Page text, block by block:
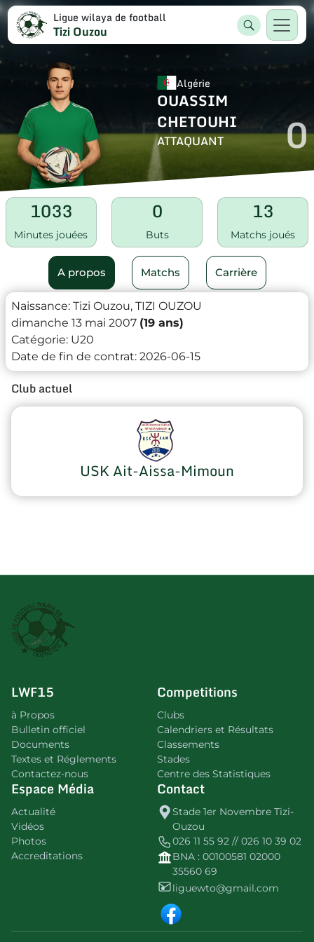
Ligue wilaya de football
Tizi Ouzou
Algérie
OUASSIM
CHETOUHI
ATTAQUANT 0
1033
Minutes jouées
0
Buts
13
Matchs joués
A propos Matchs Carrière
Naissance: Tizi Ouzou, TIZI OUZOU
dimanche 13 mai 2007 (19 ans)
Catégorie: U20
Date de fin de contrat: 2026-06-15
Club actuel
USK Ait-Aissa-Mimoun
LWF15
à Propos
Bulletin officiel
Documents
Textes et Réglements
Contactez-nous
Competitions
Clubs
Calendriers et Résultats
Classements
Stades
Centre des Statistiques
Espace Média
Actualité
Vidéos
Photos
Accreditations
Contact
Stade 1er Novembre Tizi-
Ouzou
026 11 55 92 // 026 10 39 02
BNA : 00100581 02000
35560 69
liguewto@gmail.com